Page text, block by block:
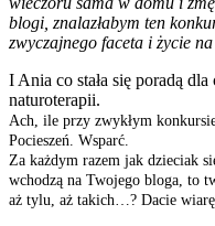
blogi, znalazłabym ten
zwyczajnego faceta i życie
I Ania co stała się poradą
naturoterapii.
Ach, ile przy zwykłym
Pocieszeń. Wsparć.
Za każdym razem jak dzieciak
wchodzą na Twojego bloga, to
aż tylu, aż takich…? Dacie